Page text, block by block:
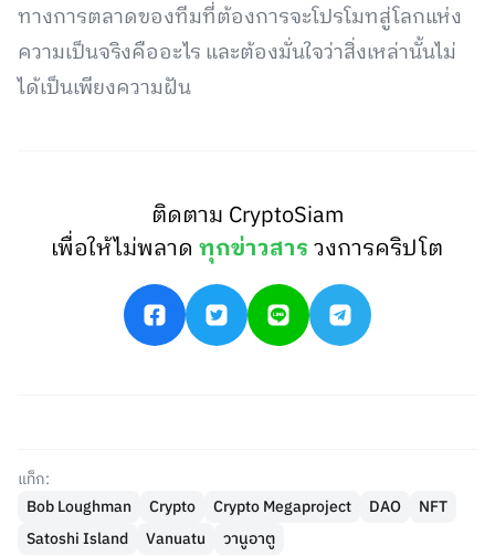
ทางการตลาดของทีมที่ต้องการจะโปรโมทสู่โลกแห่ง
ความเป็นจริงคืออะไร และต้องมั่นใจว่าสิ่งเหล่านั้นไม่
ได้เป็นเพียงความฝัน
ติดตาม CryptoSiam
เพื่อให้ไม่พลาดทุกข่าวสารวงการคริปโต
แท็ก:
Bob Loughman
Crypto Crypto Megaproject DAO
NFT
Satoshi Island
Vanuatu วานูอาตู